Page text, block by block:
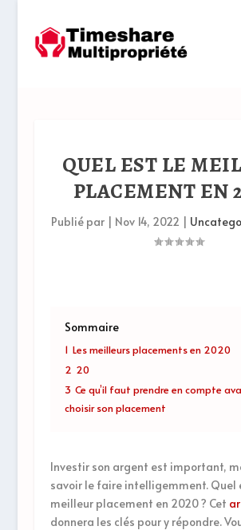
QUEL EST LE
PLACEMENT EN
Publié par | Nov 14, 2022 |
Sommaire
1 Les meilleurs placements en 2020
2 20
3 Ce qu’il faut prendre en compte
choisir son placement
Investir son argent est important,
savoir le faire intelligemment. Quel
meilleur placement en 2020 ? Cet
donnera les clés pour y répondre.